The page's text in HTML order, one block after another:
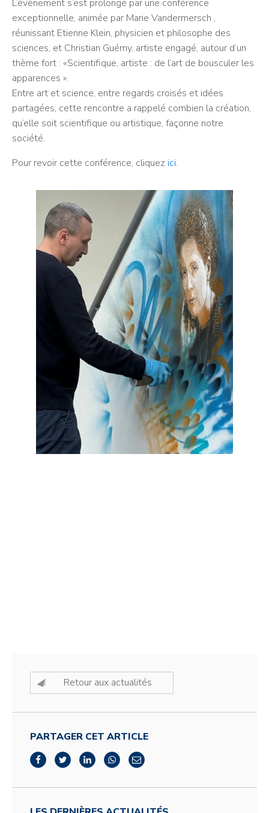
L’événement s’est prolongé par une conférence
exceptionnelle, animée par Marie Vandermersch ,
réunissant Etienne Klein, physicien et philosophe des
sciences, et Christian Guémy, artiste engagé, autour d’un
thème fort : «Scientifique, artiste : de l’art de bousculer les
apparences ».
Entre art et science, entre regards croisés et idées
partagées, cette rencontre a rappelé combien la création,
qu’elle soit scientifique ou artistique, façonne notre
société.
Pour revoir cette conférence, cliquez ici.
Retour aux actualités
PARTAGER CET ARTICLE